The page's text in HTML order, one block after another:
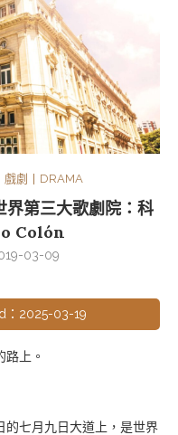
戲劇丨DRAMA
界第三大歌劇院：科
Colón
03-09
：2025-03-19
上。
的七月九日大道上，是世界